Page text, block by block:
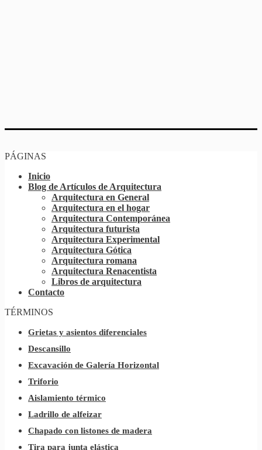
PÁGINAS
Inicio
Blog de Artículos de Arquitectura
Arquitectura en General
Arquitectura en el hogar
Arquitectura Contemporánea
Arquitectura futurista
Arquitectura Experimental
Arquitectura Gótica
Arquitectura romana
Arquitectura Renacentista
Libros de arquitectura
Contacto
TÉRMINOS
Grietas y asientos diferenciales
Descansillo
Excavación de Galería Horizontal
Triforio
Aislamiento térmico
Ladrillo de alfeizar
Chapado con listones de madera
Tira para junta elástica